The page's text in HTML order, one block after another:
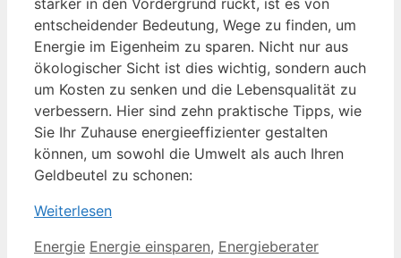
stärker in den Vordergrund rückt, ist es von
entscheidender Bedeutung, Wege zu finden, um
Energie im Eigenheim zu sparen. Nicht nur aus
ökologischer Sicht ist dies wichtig, sondern auch
um Kosten zu senken und die Lebensqualität zu
verbessern. Hier sind zehn praktische Tipps, wie
Sie Ihr Zuhause energieeffizienter gestalten
können, um sowohl die Umwelt als auch Ihren
Geldbeutel zu schonen:
Weiterlesen
Kategorien
Energie Schlagwörter
Energie einsparen, Energieberater